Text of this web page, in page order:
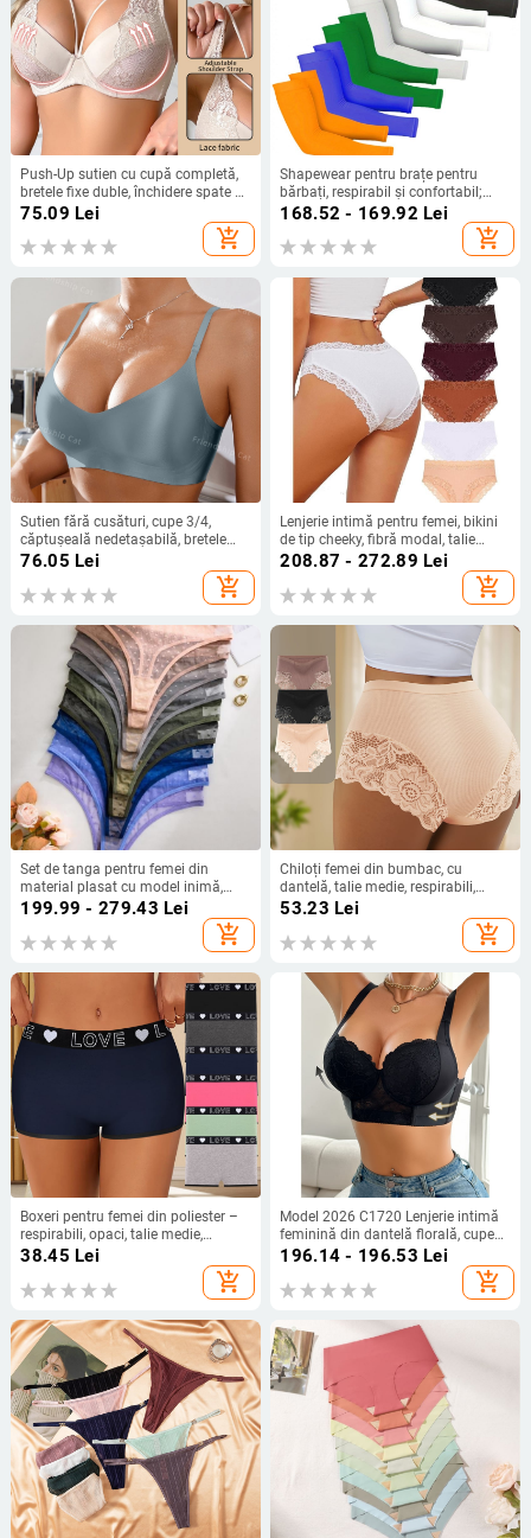
Push-Up sutien cu cupă completă,
bretele fixe duble, închidere spate cu
două rânduri de cârlige și ochi
(Material principal: nailon 80–90%;
căptușeală: spandex; Tip cupă:
turnată)
75.09 Lei
add_shopping_cart
Shapewear pentru brațe pentru
bărbați, respirabil și confortabil;
material principal: 100% acrilic,
căptușeală: spandex, tip de cupă:
triunghi, cupă modelată: medie
168.52 - 169.92 Lei
add_shopping_cart
Sutien fără cusături, cupe 3/4,
căptușeală nedetașabilă, bretele
fixe în dublu, închidere la spate cu
76.05 Lei
add_shopping_cart
Lenjerie intimă pentru femei, bikini
de tip cheeky, fibră modal, talie
înaltă, căptușeală în zona intimă
din grafén (<30%), lansare vară
2025
208.87 - 272.89 Lei
add_shopping_cart
Set de tanga pentru femei din
material plasat cu model inimă,
fibră modală, talie înaltă,
căptușeală grafenă la zona crac
199.99 - 279.43 Lei
add_shopping_cart
Chiloți femei din bumbac, cu
dantelă, talie medie, respirabili,
lifting pentru fese, model floral, 90–
53.23 Lei
add_shopping_cart
Boxeri pentru femei din poliester –
respirabili, opaci, talie medie,
căptușeală zona inghinală poliester
38.45 Lei
add_shopping_cart
Model 2026 C1720 Lenjerie intimă
feminină din dantelă florală, cupe
triunghi, cu sârmă subțire
196.14 - 196.53 Lei
add_shopping_cart